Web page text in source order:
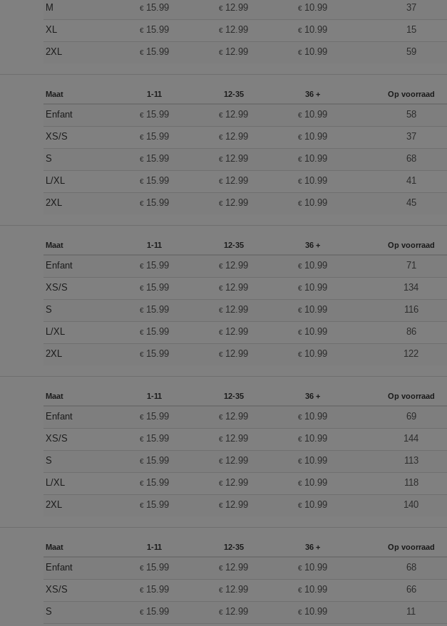
M € 15.99 € 12.99 € 10.99 37
XL € 15.99 € 12.99 € 10.99 15
2XL € 15.99 € 12.99 € 10.99 59
Maat 1-11 12-35 36 + Op voorraad
Enfant € 15.99 € 12.99 € 10.99 58
XS/S € 15.99 € 12.99 € 10.99 37
S € 15.99 € 12.99 € 10.99 68
L/XL € 15.99 € 12.99 € 10.99 41
2XL € 15.99 € 12.99 € 10.99 45
Maat 1-11 12-35 36 + Op voorraad
Enfant € 15.99 € 12.99 € 10.99 71
XS/S € 15.99 € 12.99 € 10.99 134
S € 15.99 € 12.99 € 10.99 116
L/XL € 15.99 € 12.99 € 10.99 86
2XL € 15.99 € 12.99 € 10.99 122
Maat 1-11 12-35 36 + Op voorraad
Enfant € 15.99 € 12.99 € 10.99 69
XS/S € 15.99 € 12.99 € 10.99 144
S € 15.99 € 12.99 € 10.99 113
L/XL € 15.99 € 12.99 € 10.99 118
2XL € 15.99 € 12.99 € 10.99 140
Maat 1-11 12-35 36 + Op voorraad
Enfant € 15.99 € 12.99 € 10.99 68
XS/S € 15.99 € 12.99 € 10.99 66
S € 15.99 € 12.99 € 10.99 11